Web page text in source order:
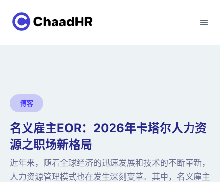
博客
名义雇主EOR：2026年卡塔尔人力资
源之职场新格局
近年来，随着全球经济的迅速发展和技术的不断革新，
人力资源管理模式也在发生深刻变革。其中，名义雇主